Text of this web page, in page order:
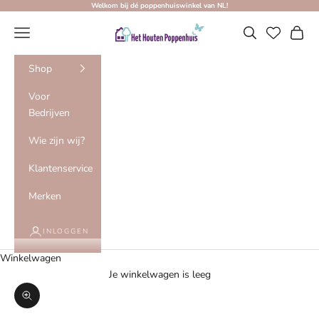
Welkom bij dé poppenhuiswinkel van NL!
Het Houten Poppenhuis
Menu Zoeken
Shop
Voor
Bedrijven
Wie zijn wij?
Klantenservice
Merken
INLOGGEN
Winkelwagen
Je winkelwagen is leeg
In-/uitzoomen